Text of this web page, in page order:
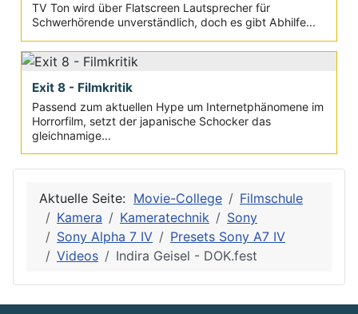
TV Ton wird über Flatscreen Lautsprecher für
Schwerhörende unverständlich, doch es gibt Abhilfe...
Exit 8 - Filmkritik
Passend zum aktuellen Hype um Internetphänomene im
Horrorfilm, setzt der japanische Schocker das
gleichnamige...
Aktuelle Seite: Movie-College
Filmschule
Kamera
Kameratechnik
Sony
Sony Alpha 7 IV
Presets Sony A7 IV
Videos
Indira Geisel - DOK.fest